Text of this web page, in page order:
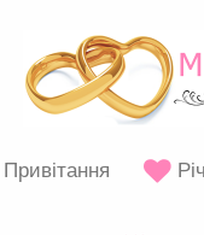
Привітання